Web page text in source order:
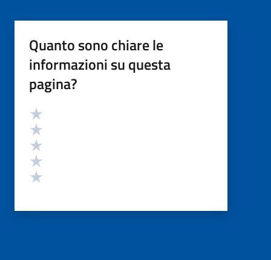
Quanto sono chiare le
informazioni su questa
pagina?
Valutazione